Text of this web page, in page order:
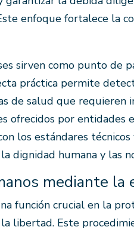
enfoque fortalece la
sirven como punto de
práctica permite
de salud que requieren
ofrecidos por entidades
los estándares
dignidad humana y las
mediante la
función crucial en la
libertad. Este